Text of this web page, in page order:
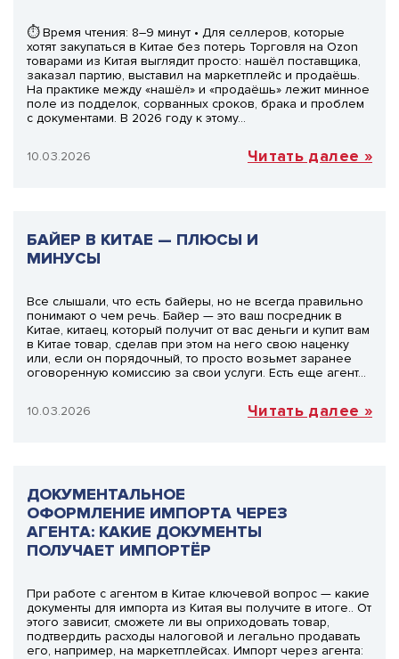
⏱ Время чтения: 8–9 минут • Для селлеров, которые
хотят закупаться в Китае без потерь Торговля на Ozon
товарами из Китая выглядит просто: нашёл поставщика,
заказал партию, выставил на маркетплейс и продаёшь.
На практике между «нашёл» и «продаёшь» лежит минное
поле из подделок, сорванных сроков, брака и проблем
с документами. В 2026 году к этому…
10.03.2026 Читать далее »
БАЙЕР В КИТАЕ — ПЛЮСЫ И
МИНУСЫ
Все слышали, что есть байеры, но не всегда правильно
понимают о чем речь. Байер — это ваш посредник в
Китае, китаец, который получит от вас деньги и купит вам
в Китае товар, сделав при этом на него свою наценку
или, если он порядочный, то просто возьмет заранее
оговоренную комиссию за свои услуги. Есть еще агент…
10.03.2026 Читать далее »
ДОКУМЕНТАЛЬНОЕ
ОФОРМЛЕНИЕ ИМПОРТА ЧЕРЕЗ
АГЕНТА: КАКИЕ ДОКУМЕНТЫ
ПОЛУЧАЕТ ИМПОРТЁР
При работе с агентом в Китае ключевой вопрос — какие
документы для импорта из Китая вы получите в итоге.. От
этого зависит, сможете ли вы оприходовать товар,
подтвердить расходы налоговой и легально продавать
его, например, на маркетплейсах. Импорт через агента: